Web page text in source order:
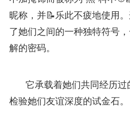
昵称，并📝乐此不疲地使用
了她们之间的一种独特符号
解的密码。
它承载着她们共同经历
检验她们友谊深度的试金石。